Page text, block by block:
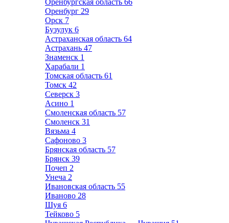
Оренбургская область 66
Оренбург 29
Орск 7
Бузулук 6
Астраханская область 64
Астрахань 47
Знаменск 1
Харабали 1
Томская область 61
Томск 42
Северск 3
Асино 1
Смоленская область 57
Смоленск 31
Вязьма 4
Сафоново 3
Брянская область 57
Брянск 39
Почеп 2
Унеча 2
Ивановская область 55
Иваново 28
Шуя 6
Тейково 5